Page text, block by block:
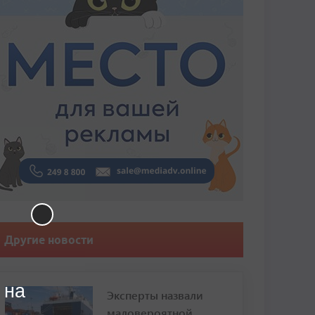
Другие новости
Эксперты назвали